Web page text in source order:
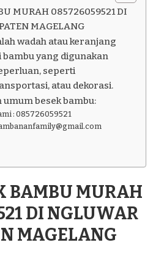
085726059521
NGLUWAR
KABUPATEN
MAGELANG
MURAH 085726059521 DI
MAGELANG
wadah atau keranjang
yang digunakan
seperti
atau dekorasi.
besek bambu:
: 085726059521
BAMBU MURAH
DI NGLUWAR
MAGELANG